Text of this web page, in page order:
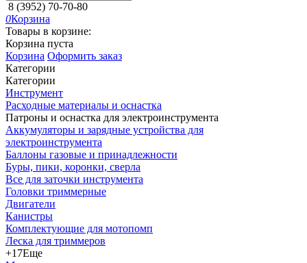
8 (3952) 70-70-80
0Корзина
Товары в корзине:
Корзина пуста
Корзина Оформить заказ
Категории
Категории
Инструмент
Расходные материалы и оснастка
Патроны и оснастка для электроинструмента
Аккумуляторы и зарядные устройства для
электроинструмента
Баллоны газовые и принадлежности
Буры, пики, коронки, сверла
Все для заточки инструмента
Головки триммерные
Двигатели
Канистры
Комплектующие для мотопомп
Леска для триммеров
+17Еще